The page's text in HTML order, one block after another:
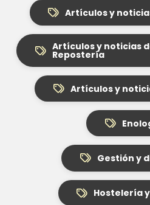
Artículos y
Artículos y noticias
Repostería
Artículos y
Gestión y
Hostelería